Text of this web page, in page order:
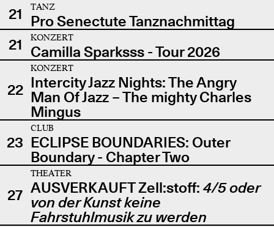
21
TANZ
Pro Senectute Tanznachmittag
21
KONZERT
Camilla Sparksss - Tour 2026
22
KONZERT
Intercity Jazz Nights: The Angry
Man Of Jazz – The mighty Charles
Mingus
23
CLUB
ECLIPSE BOUNDARIES: Outer
Boundary - Chapter Two
27
THEATER
AUSVERKAUFT Zell:stoff: 4/5 oder
von der Kunst keine
Fahrstuhlmusik zu werden